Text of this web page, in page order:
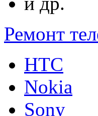
Ремонт
HTC
Nokia
Sony